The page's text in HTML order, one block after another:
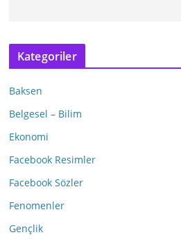
Kategoriler
Baksen
Belgesel – Bilim
Ekonomi
Facebook Resimler
Facebook Sözler
Fenomenler
Gençlik